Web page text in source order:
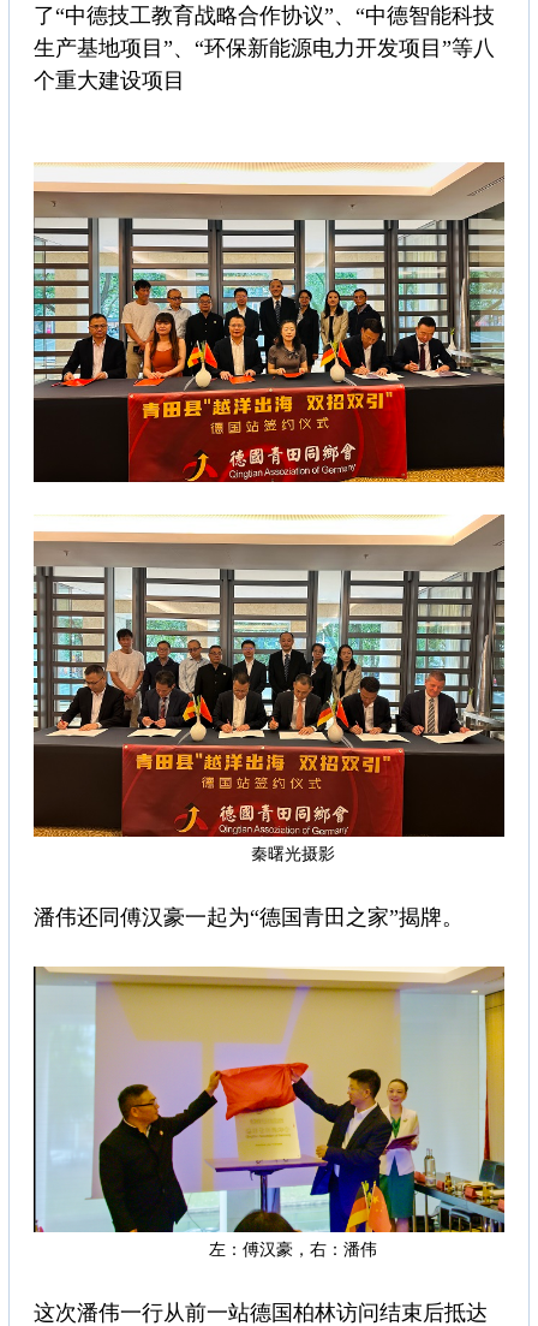
了“中德技工教育战略合作协议”、“中德智能科技
生产基地项目”、“环保新能源电力开发项目”等八
个重大建设项目
秦曙光摄影
潘伟还同傅汉豪一起为“德国青田之家”揭牌。
左：傅汉豪，右：潘伟
这次潘伟一行从前一站德国柏林访问结束后抵达